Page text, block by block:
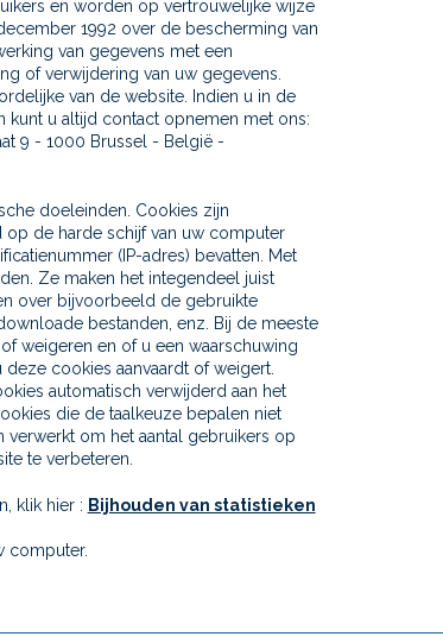
en worden op vertrouwelijke wijze
1992 over de bescherming van
van gegevens met een
of verwijdering van uw gegevens.
van de website. Indien u in de
kunt u altijd contact opnemen met ons:
9 - 1000 Brussel - België -
doeleinden. Cookies zijn
de harde schijf van uw computer
(IP-adres) bevatten. Met
Ze maken het integendeel juist
over bijvoorbeeld de gebruikte
bestanden, enz. Bij de meeste
weigeren en of u een waarschuwing
cookies aanvaardt of weigert.
automatisch verwijderd aan het
die de taalkeuze bepalen niet
om het aantal gebruikers op
te verbeteren.
klik hier : Bijhouden van statistieken
computer.